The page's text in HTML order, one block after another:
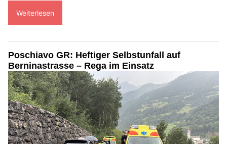
Weiterlesen
Poschiavo GR: Heftiger Selbstunfall auf
Berninastrasse – Rega im Einsatz